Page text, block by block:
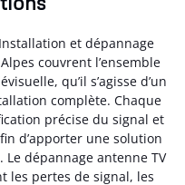
et dépannage
couvrent l’ensemble
qu’il s’agisse d’un
complète. Chaque
précise du signal et
d’apporter une solution
dépannage antenne TV
les pertes de signal, les